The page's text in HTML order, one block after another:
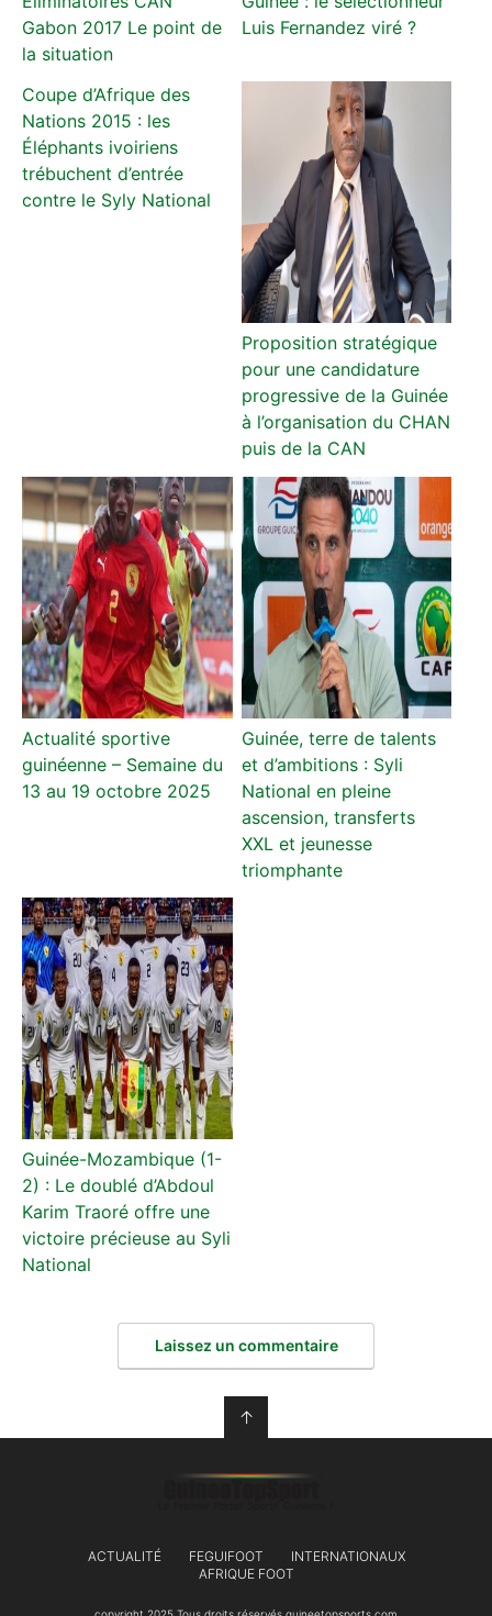
Gabon 2017 Le point de
la situation
Luis Fernandez viré ?
Coupe d’Afrique des
Nations 2015 : les
Éléphants ivoiriens
trébuchent d’entrée
contre le Syly National
Proposition stratégique
pour une candidature
progressive de la Guinée
à l’organisation du CHAN
puis de la CAN
Actualité sportive
guinéenne – Semaine du
13 au 19 octobre 2025
Guinée, terre de talents
et d’ambitions : Syli
National en pleine
ascension, transferts
XXL et jeunesse
triomphante
Guinée-Mozambique (1-
2) : Le doublé d’Abdoul
Karim Traoré offre une
victoire précieuse au Syli
National
Laissez un commentaire
↑
ACTUALITÉ FEGUIFOOT
INTERNATIONAUX
AFRIQUE FOOT